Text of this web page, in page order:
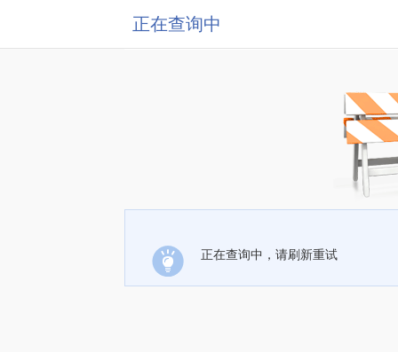
正在查询中
正在查询中，请刷新重试